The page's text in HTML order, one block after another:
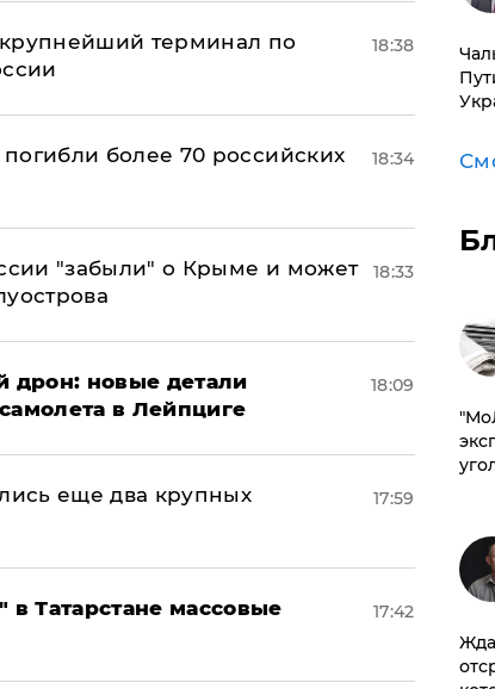
терминал по
18:38
более 70 российских
18:34
"забыли" о Крыме и может
18:33
дрон: новые детали
в Лейпциге
18:09
еще два крупных
17:59
Татарстане массовые
17:42